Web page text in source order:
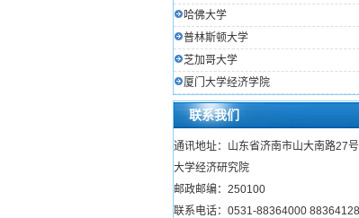
哈佛大学
普林斯顿大学
芝加哥大学
厦门大学经济学院
联系我们
通讯地址：山东省济南市山大南路27
大学经济研究院
邮政邮编：250100
联系电话：0531-88364000 88364128